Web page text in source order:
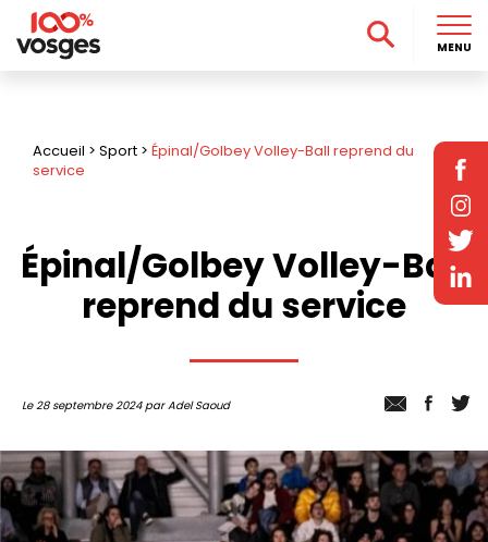
Accueil > Sport > Épinal/Golbey Volley-Ball reprend du
service
Épinal/Golbey Volley-Ball
reprend du service
Le 28 septembre 2024 par Adel Saoud
MENU